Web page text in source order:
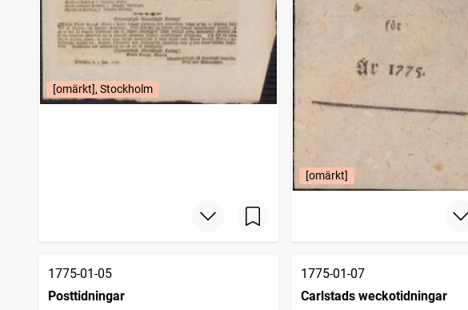
[omärkt], Stockholm
[omärkt]
1775-01-05
Posttidningar
1775-01-07
Carlstads weckotidningar